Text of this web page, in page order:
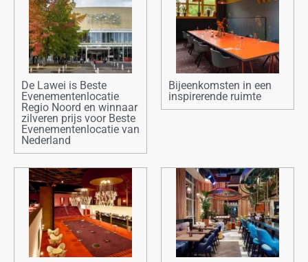
De Lawei is Beste
Evenementenlocatie
Regio Noord en winnaar
zilveren prijs voor Beste
Evenementenlocatie van
Nederland
Bijeenkomsten in een
inspirerende ruimte